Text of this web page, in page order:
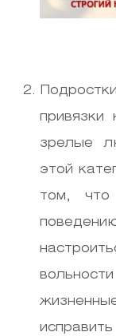
привязки
зрелые
этой
том, что